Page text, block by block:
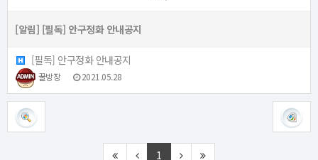
[알림] [필독] 안구정화 안내공지
[필독] 안구정화 안내공지
꿀방장 2021.05.28
1